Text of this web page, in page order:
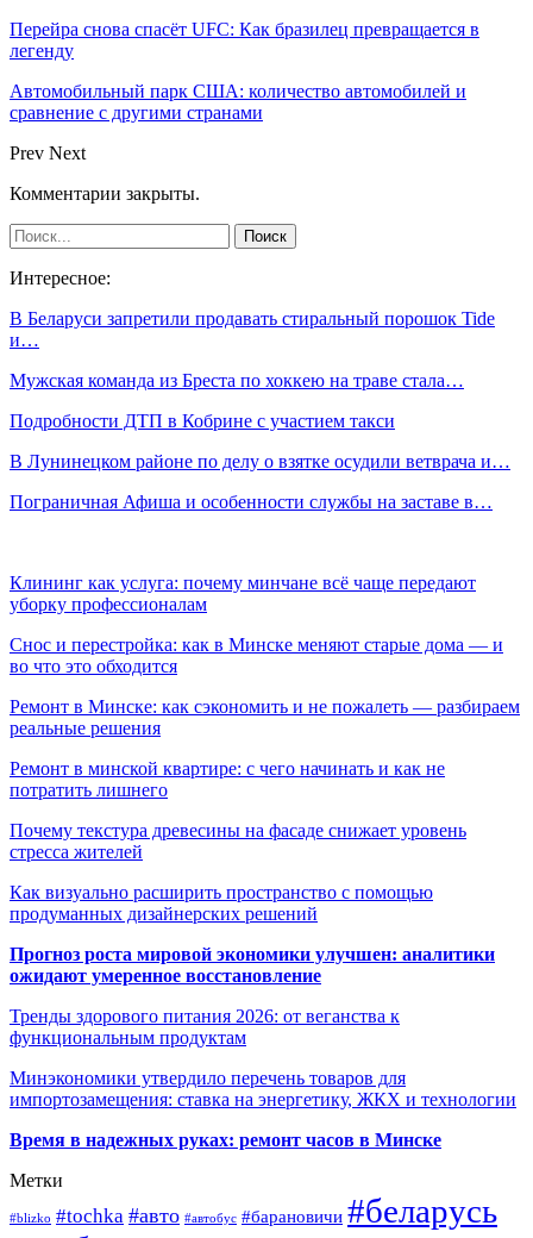
Перейра снова спасёт UFC: Как бразилец превращается в
легенду
Автомобильный парк США: количество автомобилей и
сравнение с другими странами
Prev Next
Комментарии закрыты.
Интересное:
В Беларуси запретили продавать стиральный порошок Tide
и…
Мужская команда из Бреста по хоккею на траве стала…
Подробности ДТП в Кобрине с участием такси
В Лунинецком районе по делу о взятке осудили ветврача и…
Пограничная Афиша и особенности службы на заставе в…
Клининг как услуга: почему минчане всё чаще передают
уборку профессионалам
Снос и перестройка: как в Минске меняют старые дома — и
во что это обходится
Ремонт в Минске: как сэкономить и не пожалеть — разбираем
реальные решения
Ремонт в минской квартире: с чего начинать и как не
потратить лишнего
Почему текстура древесины на фасаде снижает уровень
стресса жителей
Как визуально расширить пространство с помощью
продуманных дизайнерских решений
Прогноз роста мировой экономики улучшен: аналитики
ожидают умеренное восстановление
Тренды здорового питания 2026: от веганства к
функциональным продуктам
Минэкономики утвердило перечень товаров для
импортозамещения: ставка на энергетику, ЖКХ и технологии
Время в надежных руках: ремонт часов в Минске
Метки
#blizko #tochka #авто #автобус #барановичи #беларусь